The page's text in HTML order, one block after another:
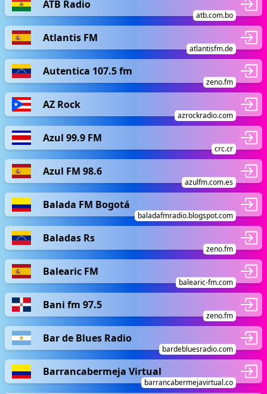
ATB Radio
atb.com.bo
Atlantis FM
atlantisfm.de
Autentica 107.5 fm
zeno.fm
AZ Rock
azrockradio.com
Azul 99.9 FM
crc.cr
Azul FM 98.6
azulfm.com.es
Balada FM Bogotá
baladafmradio.blogspot.com
Baladas Rs
zeno.fm
Balearic FM
balearic-fm.com
Bani fm 97.5
zeno.fm
Bar de Blues Radio
bardebluesradio.com
Barrancabermeja Virtual
barrancabermejavirtual.co